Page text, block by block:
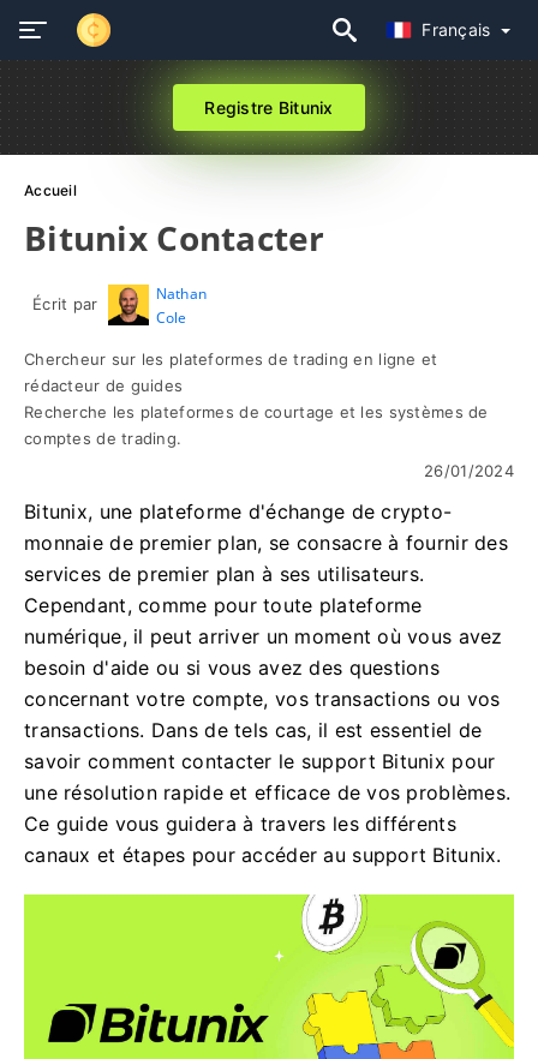
Français
Registre Bitunix
Accueil
Bitunix Contacter
Écrit par
Nathan
Cole
Chercheur sur les plateformes de trading en ligne et
rédacteur de guides
Recherche les plateformes de courtage et les systèmes de
comptes de trading.
26/01/2024
Bitunix, une plateforme d'échange de crypto-
monnaie de premier plan, se consacre à fournir des
services de premier plan à ses utilisateurs.
Cependant, comme pour toute plateforme
numérique, il peut arriver un moment où vous avez
besoin d'aide ou si vous avez des questions
concernant votre compte, vos transactions ou vos
transactions. Dans de tels cas, il est essentiel de
savoir comment contacter le support Bitunix pour
une résolution rapide et efficace de vos problèmes.
Ce guide vous guidera à travers les différents
canaux et étapes pour accéder au support Bitunix.